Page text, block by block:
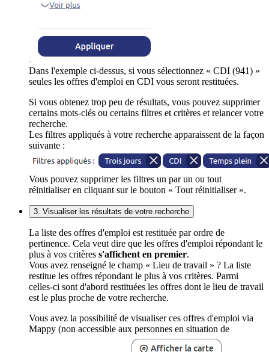
Dans l'exemple ci-dessus, si vous sélectionnez « CDI (941) »
seules les offres d'emploi en CDI vous seront restituées.
Si vous obtenez trop peu de résultats, vous pouvez supprimer
certains mots-clés ou certains filtres et critères et relancer votre
recherche.
Les filtres appliqués à votre recherche apparaissent de la façon
suivante :
Vous pouvez supprimer les filtres un par un ou tout
réinitialiser en cliquant sur le bouton « Tout réinitialiser ».
3. Visualiser les résultats de votre recherche
La liste des offres d'emploi est restituée par ordre de
pertinence. Cela veut dire que les offres d'emploi répondant le
plus à vos critères s'affichent en premier.
Vous avez renseigné le champ « Lieu de travail » ? La liste
restitue les offres répondant le plus à vos critères. Parmi
celles-ci sont d'abord restituées les offres dont le lieu de travail
est le plus proche de votre recherche.
Vous avez la possibilité de visualiser ces offres d'emploi via
Mappy (non accessible aux personnes en situation de